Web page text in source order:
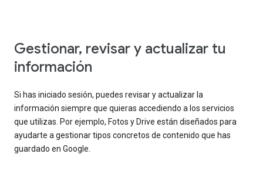
Gestionar, revisar y actualizar tu
información
Si has iniciado sesión, puedes revisar y actualizar la
información siempre que quieras accediendo a los servicios
que utilizas. Por ejemplo, Fotos y Drive están diseñados para
ayudarte a gestionar tipos concretos de contenido que has
guardado en Google.